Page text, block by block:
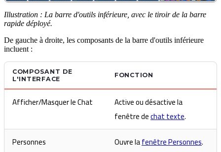
Illustration : La barre d'outils inférieure, avec le tiroir de la barre
rapide déployé.
De gauche à droite, les composants de la barre d'outils inférieure
incluent :
COMPOSANT DE
L'INTERFACE
FONCTION
Afficher/Masquer le Chat
Active ou désactive la
fenêtre dechat texte.
Personnes
Ouvre lafenêtre Personnes.